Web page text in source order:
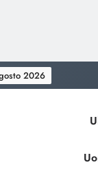
2026